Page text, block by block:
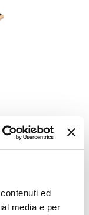
ed
media e per